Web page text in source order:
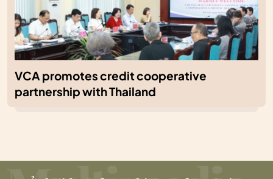
VCA promotes credit cooperative
partnership with Thailand